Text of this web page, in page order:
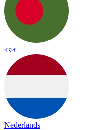
বাংলা
Nederlands